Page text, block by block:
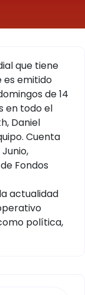
que tiene
es emitido
de 14
en todo el
Daniel
Cuenta
Fondos
actualidad
política,